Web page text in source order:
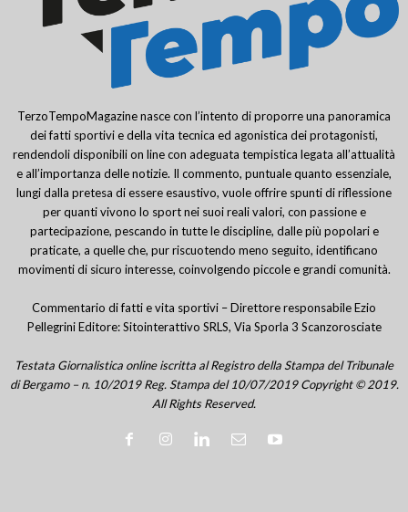
TerzoTempoMagazine nasce con l’intento di proporre una panoramica
dei fatti sportivi e della vita tecnica ed agonistica dei protagonisti,
rendendoli disponibili on line con adeguata tempistica legata all’attualità
e all’importanza delle notizie. Il commento, puntuale quanto essenziale,
lungi dalla pretesa di essere esaustivo, vuole offrire spunti di riflessione
per quanti vivono lo sport nei suoi reali valori, con passione e
partecipazione, pescando in tutte le discipline, dalle più popolari e
praticate, a quelle che, pur riscuotendo meno seguito, identificano
movimenti di sicuro interesse, coinvolgendo piccole e grandi comunità.
Commentario di fatti e vita sportivi – Direttore responsabile Ezio
Pellegrini Editore: Sitointerattivo SRLS, Via Sporla 3 Scanzorosciate
Testata Giornalistica online iscritta al Registro della Stampa del Tribunale
di Bergamo – n. 10/2019 Reg. Stampa del 10/07/2019 Copyright © 2019.
All Rights Reserved.